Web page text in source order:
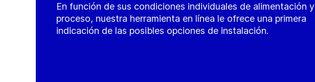
En función de sus condiciones individuales de alimentación y
proceso, nuestra herramienta en línea le ofrece una primera
indicación de las posibles opciones de instalación.